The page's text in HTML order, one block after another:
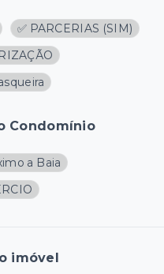
✅ PARCERIAS (SIM)
Condomínio
a Baia
imóvel